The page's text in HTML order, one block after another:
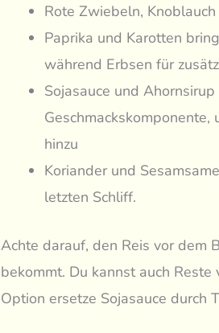
Rote Zwiebeln,
Paprika und Karotten
während Erbsen für
Sojasauce und
hinzu
Koriander und
letzten Schliff.
Achte darauf, den Reis vor dem
bekommt. Du kannst auch
Option ersetze Sojasauce durch